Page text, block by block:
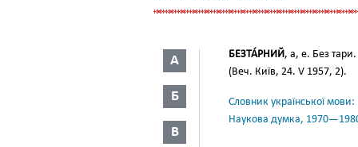
А
Б
В
БЕЗТА́РНИЙ, а, е. Без тари.
(Веч. Київ, 24. V 1957, 2).
Словник української
Наукова думка,